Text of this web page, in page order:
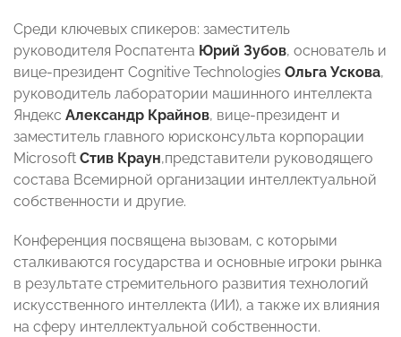
Среди ключевых спикеров: заместитель
руководителя Роспатента Юрий Зубов, основатель и
вице-президент Cognitive Technologies Ольга Ускова,
руководитель лаборатории машинного интеллекта
Яндекс Александр Крайнов, вице-президент и
заместитель главного юрисконсульта корпорации
Microsoft Стив Краун,представители руководящего
состава Всемирной организации интеллектуальной
собственности и другие.
Конференция посвящена вызовам, с которыми
сталкиваются государства и основные игроки рынка
в результате стремительного развития технологий
искусственного интеллекта (ИИ), а также их влияния
на сферу интеллектуальной собственности.